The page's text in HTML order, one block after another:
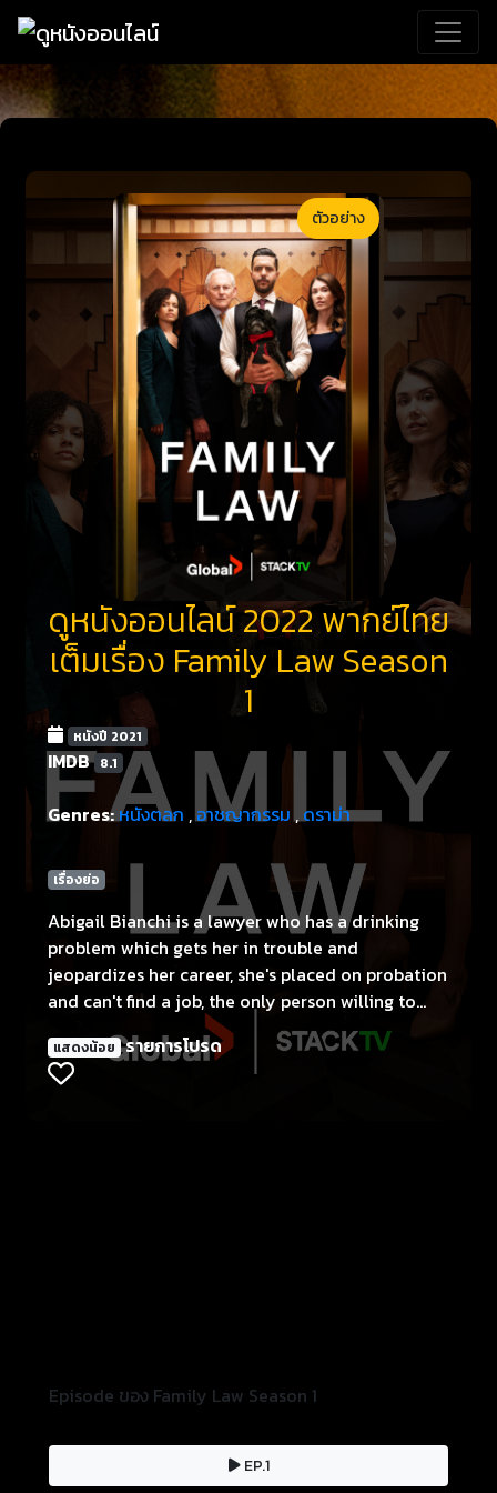
ตัวอย่าง
ดูหนังออนไลน์ 2022 พากย์ไทย
เต็มเรื่อง Family Law Season
1
หนังปี 2021
IMDB 8.1
Genres:หนังตลก ,อาชญากรรม,ดราม่า
เรื่องย่อ
Abigail Bianchi is a lawyer who has a drinking
problem which gets her in trouble and
jeopardizes her career, she's placed on probation
and can't find a job, the only person willing to
give her a chance is her estranged father, Harry
Svensson , a family lawyer who works with his
other children, Daniel and Lucy whom she
แสดงน้อย รายการโปรด
Episode ของ Family Law Season 1
EP.1